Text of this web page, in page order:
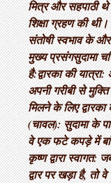
मित्र और सहपाठी
शिक्षा ग्रहण की
संतोषी स्वभाव के
मुख्य प्रसंग ​सुदामा
है: ​द्वारका की
अपनी गरीबी से
मिलने के लिए
(चावल): सुदामा के
वे एक फटे कपड़े में
कृष्ण द्वारा स्वागत:
द्वार पर खड़ा है, तो